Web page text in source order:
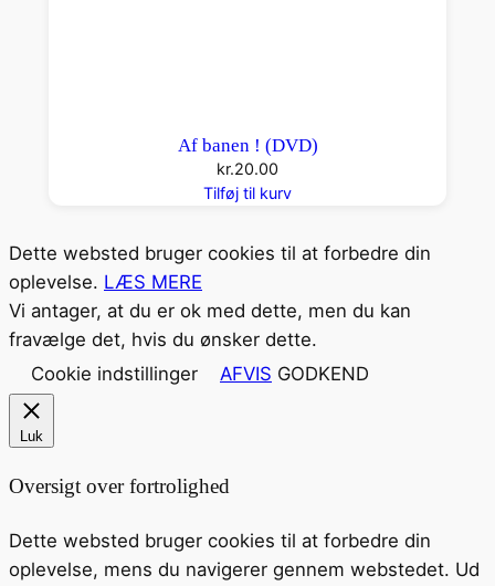
Af banen ! (DVD)
kr.20.00
Tilføj til kurv
Dette websted bruger cookies til at forbedre din
oplevelse. LÆS MERE
Vi antager, at du er ok med dette, men du kan
fravælge det, hvis du ønsker dette.
Cookie indstillinger
AFVIS GODKEND
Luk
Oversigt over fortrolighed
Dette websted bruger cookies til at forbedre din
oplevelse, mens du navigerer gennem webstedet. Ud